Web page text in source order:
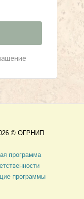
© ОГРНИП
программа
программы